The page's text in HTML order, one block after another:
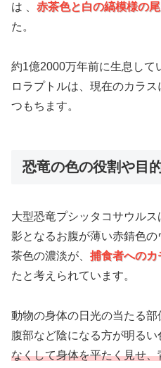
は 、 赤茶色と白の縞模様の尾
た。
約1億2000万年前に生息して
ロラプトルは、現在のカラス
つもちます。
恐竜の色の役割や目
大型恐竜プシッタコサウルス
影となるお腹が薄い赤錆色
茶色の濃淡が、 捕食者へのカ
たと考えられています。
動物の身体の日光の当たる部
腹部など陰になる方が明るい
なくして身体を平たく見せ